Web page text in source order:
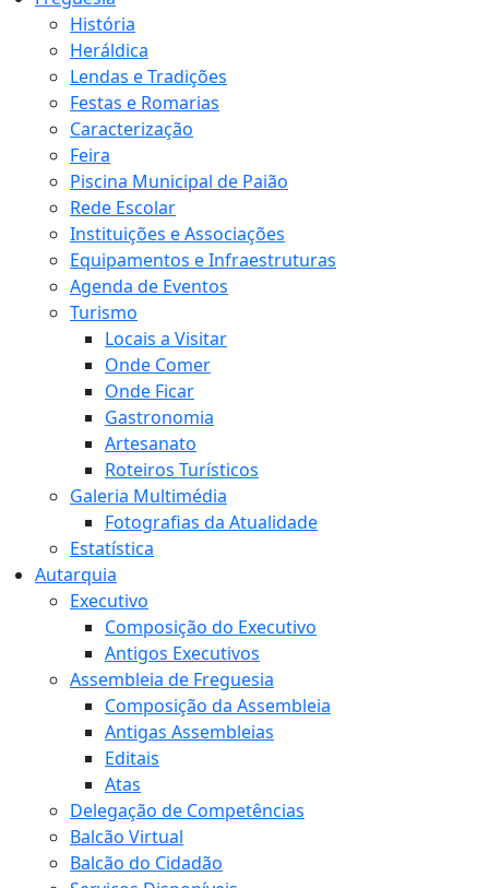
História
Heráldica
Lendas e Tradições
Festas e Romarias
Caracterização
Feira
Piscina Municipal de Paião
Rede Escolar
Instituições e Associações
Equipamentos e Infraestruturas
Agenda de Eventos
Turismo
Locais a Visitar
Onde Comer
Onde Ficar
Gastronomia
Artesanato
Roteiros Turísticos
Galeria Multimédia
Fotografias da Atualidade
Estatística
Autarquia
Executivo
Composição do Executivo
Antigos Executivos
Assembleia de Freguesia
Composição da Assembleia
Antigas Assembleias
Editais
Atas
Delegação de Competências
Balcão Virtual
Balcão do Cidadão